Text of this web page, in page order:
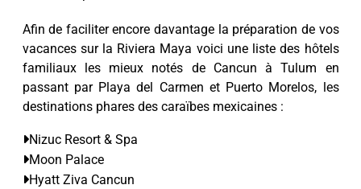
Afin de faciliter encore davantage la préparation de vos
vacances sur la Riviera Maya voici une liste des hôtels
familiaux les mieux notés de Cancun à Tulum en
passant par Playa del Carmen et Puerto Morelos, les
destinations phares des caraïbes mexicaines :
Nizuc Resort & Spa
Moon Palace
Hyatt Ziva Cancun